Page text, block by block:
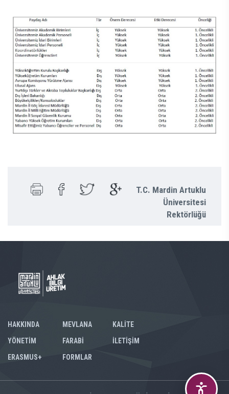
T.C. Mardin Artuklu
Üniversitesi
Rektörlüğü
HAKKINDA
YÖNETİM
ERASMUS+
MEVLANA
FARABİ
FORMLAR
KALİTE
İLETİŞİM